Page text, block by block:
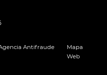
Antifraude
Mapa
Web